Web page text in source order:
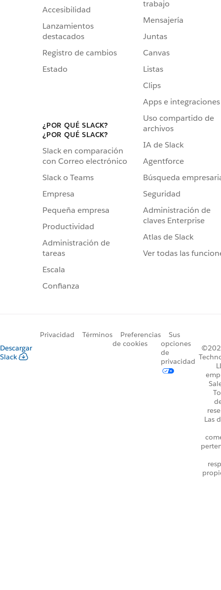
Accesibilidad
Lanzamientos
destacados
Registro de cambios
Estado
¿POR QUÉ SLACK?
¿POR QUÉ SLACK?
Slack en comparación
con Correo electrónico
Slack o Teams
Empresa
Pequeña empresa
Productividad
Administración de
tareas
Escala
Confianza
trabajo
Mensajería
Juntas
Canvas
Listas
Clips
Apps e integraciones
Uso compartido de
archivos
IA de Slack
Agentforce
Búsqueda
Seguridad
Administración de
claves Enterprise
Atlas de Slack
Ver todas las
Descargar
Slack
Privacidad Términos
Preferencias
de cookies
Sus
opciones
de
privacidad
Las